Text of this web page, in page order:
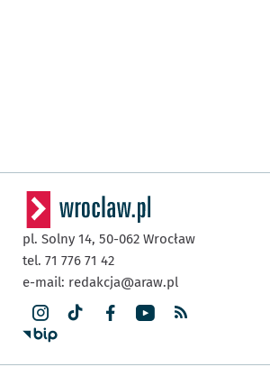
pl. Solny 14, 50-062 Wrocław
tel. 71 776 71 42
e-mail: redakcja@araw.pl